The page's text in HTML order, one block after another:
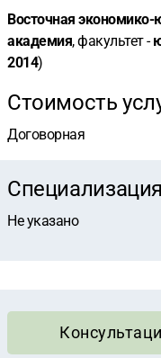
Восточная
академия, факультет -
2014)
Стоимость
Договорная
Специализация
Не указано